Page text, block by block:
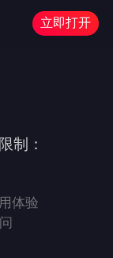
立即打开
制：
体验